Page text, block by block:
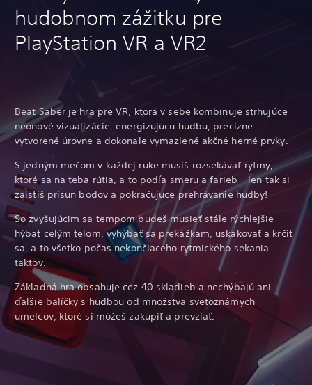
hudobnom zážitku pre
PlayStation VR a VR2
Beat Saber je hra pre VR, ktorá v sebe kombinuje strhujúce
neónové vizualizácie, energizujúcu hudbu, precízne
vytvorené úrovne a dokonale vymazlené akčné herné prvky.
S jedným mečom v každej ruke musíš rozsekávať rytmy,
ktoré sa na teba rútia, a to podľa smeru a farieb – len tak si
zaistíš prísun bodov a pokračujúce prehrávanie hudby!
So zvyšujúcim sa tempom budeš musieť stále rýchlejšie
hýbať celým telom, vyhýbať sa prekážkam, uskakovať a krčiť
sa, a to všetko počas nekončiaceho rytmického sekania
taktov.
Základná hra obsahuje cez 40 skladieb a nechýbajú ani
ďalšie balíčky s hudbou od množstva svetoznámych
umelcov, ktoré si môžeš zakúpiť a prevziať.